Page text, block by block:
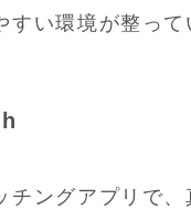
すい環境が整って
チングアプリで、